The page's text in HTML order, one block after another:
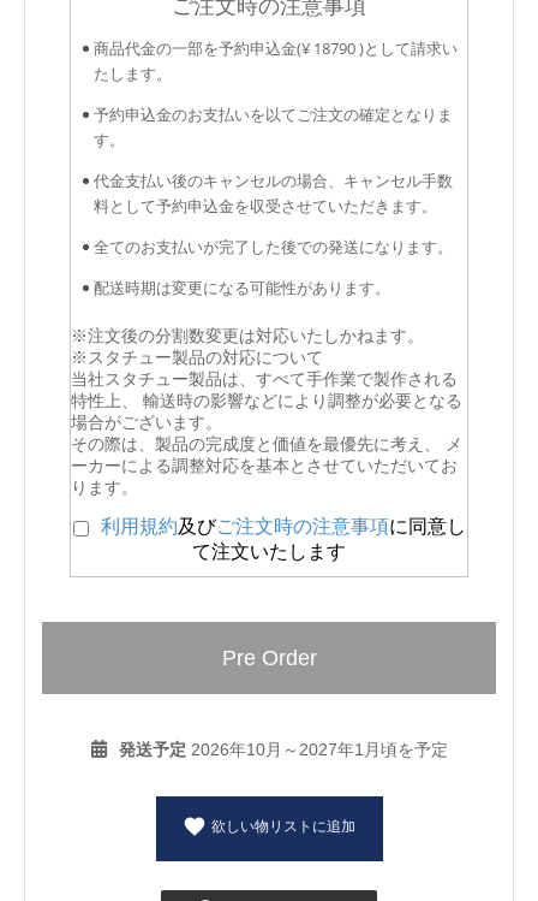
ご注文時の注意事項
商品代金の一部を予約申込金(¥ 18790 )として請求い
たします。
予約申込金のお支払いを以てご注文の確定となりま
す。
代金支払い後のキャンセルの場合、キャンセル手数
料として予約申込金を収受させていただきます。
全てのお支払いが完了した後での発送になります。
配送時期は変更になる可能性があります。
※注文後の分割数変更は対応いたしかねます。
※スタチュー製品の対応について
当社スタチュー製品は、すべて手作業で製作される
特性上、 輸送時の影響などにより調整が必要となる
場合がございます。
その際は、製品の完成度と価値を最優先に考え、 メ
ーカーによる調整対応を基本とさせていただいてお
ります。
利用規約及びご注文時の注意事項に同意し
て注文いたします
Pre Order
発送予定 2026年10月～2027年1月頃を予定
欲しい物リストに追加